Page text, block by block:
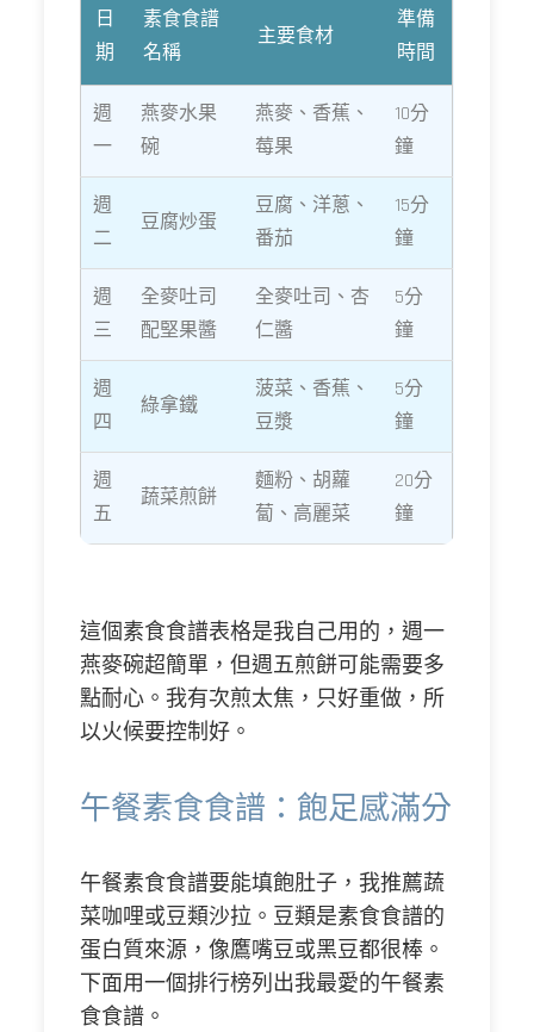
日
期
素食食譜
名稱
主要食材
準備
時間
週
一
燕麥水果
碗
燕麥、香蕉、
莓果
10分
鐘
週
二
豆腐炒蛋
豆腐、洋蔥、
番茄
15分
鐘
週
三
全麥吐司
配堅果醬
全麥吐司、杏
仁醬
5分
鐘
週
四
綠拿鐵
菠菜、香蕉、
豆漿
5分
鐘
週
五
蔬菜煎餅
麵粉、胡蘿
蔔、高麗菜
20分
鐘
這個素食食譜表格是我自己用的，週一
燕麥碗超簡單，但週五煎餅可能需要多
點耐心。我有次煎太焦，只好重做，所
以火候要控制好。
午餐素食食譜：飽足感滿分
午餐素食食譜要能填飽肚子，我推薦蔬
菜咖哩或豆類沙拉。豆類是素食食譜的
蛋白質來源，像鷹嘴豆或黑豆都很棒。
下面用一個排行榜列出我最愛的午餐素
食食譜。